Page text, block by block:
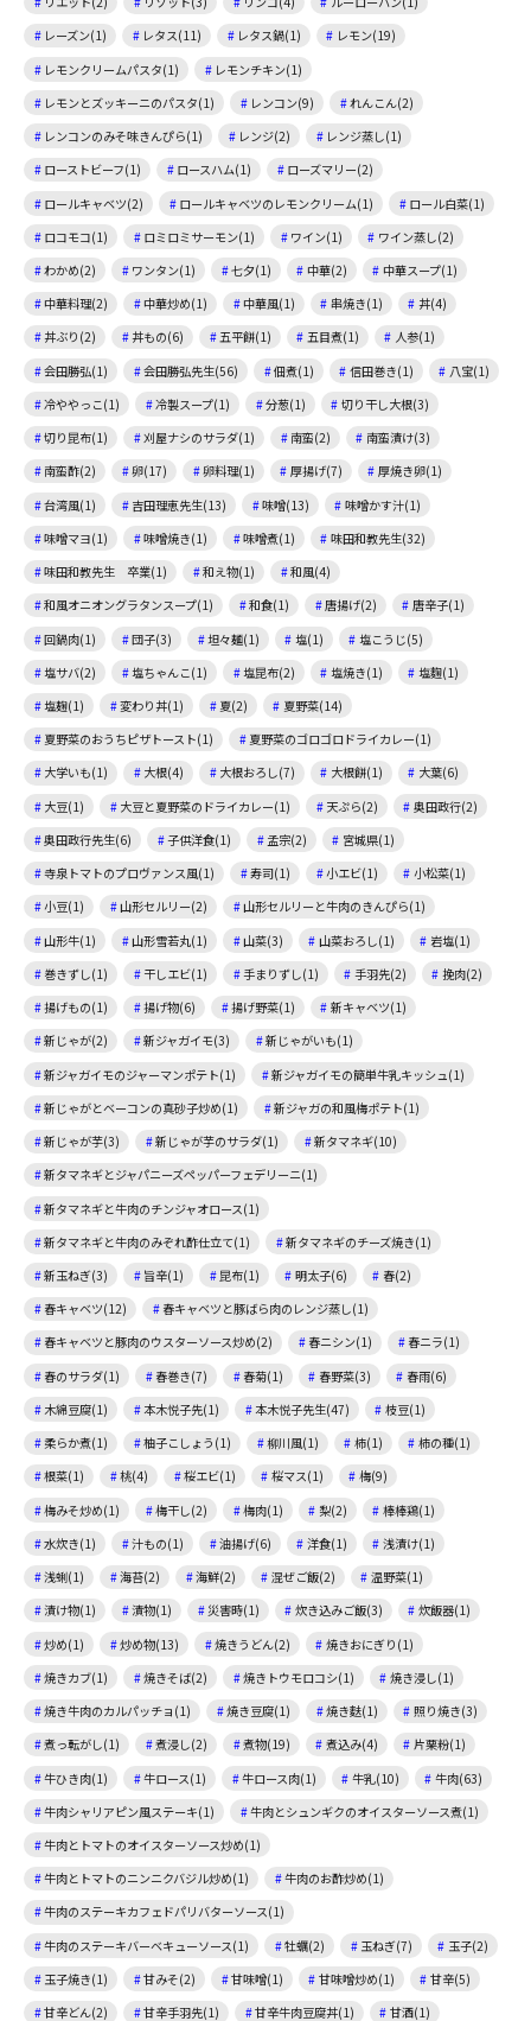
レーズン(1)
レタス(11) レタス鍋(1)
レモン(19)
レモンクリームパスタ(1)
レモンチキン(1)
レモンとズッキーニのパスタ(1)
レンコン(9)
れんこん(2)
レンコンのみそ味きんぴら(1)
レンジ(2)
レンジ蒸し(1)
ローストビーフ(1)
ロースハム(1)
ローズマリー(2)
ロールキャベツ(2)
ロールキャベツのレモンクリーム(1)
ロール白菜(1)
ロコモコ(1)
ロミロミサーモン(1) ワイン(1)
ワイン蒸し(2)
わかめ(2)
ワンタン(1) 七夕(1) 中華(2)
中華スープ(1)
中華料理(2)
中華炒め(1) 中華風(1) 串焼き(1)
丼(4)
丼ぶり(2)
丼もの(6) 五平餅(1) 五目煮(1)
人参(1)
会田勝弘(1)
会田勝弘先生(56) 佃煮(1) 信田巻き(1)
八宝(1)
冷ややっこ(1)
冷製スープ(1) 分葱(1)
切り干し大根(3)
切り昆布(1)
刈屋ナシのサラダ(1) 南蛮(2)
南蛮漬け(3)
南蛮酢(2)
卵(17) 卵料理(1) 厚揚げ(7)
厚焼き卵(1)
台湾風(1)
吉田理恵先生(13) 味噌(13)
味噌かす汁(1)
味噌マヨ(1)
味噌焼き(1) 味噌煮(1)
味田和教先生(32)
味田和教先生 卒業(1)
和え物(1)
和風(4)
和風オニオングラタンスープ(1)
和食(1) 唐揚げ(2)
唐辛子(1)
回鍋肉(1)
団子(3) 坦々麺(1) 塩(1)
塩こうじ(5)
塩サバ(2)
塩ちゃんこ(1) 塩昆布(2) 塩焼き(1)
塩麴(1)
塩麹(1)
変わり丼(1) 夏(2)
夏野菜(14)
夏野菜のおうちピザトースト(1)
夏野菜のゴロゴロドライカレー(1)
大学いも(1)
大根(4) 大根おろし(7) 大根餅(1)
大葉(6)
大豆(1)
大豆と夏野菜のドライカレー(1) 天ぷら(2)
奥田政行(2)
奥田政行先生(6)
子供洋食(1) 孟宗(2)
宮城県(1)
寺泉トマトのプロヴァンス風(1)
寿司(1) 小エビ(1)
小松菜(1)
小豆(1)
山形セルリー(2)
山形セルリーと牛肉のきんぴら(1)
山形牛(1)
山形雪若丸(1) 山菜(3) 山菜おろし(1)
岩塩(1)
巻きずし(1)
干しエビ(1) 手まりずし(1) 手羽先(2)
挽肉(2)
揚げもの(1)
揚げ物(6) 揚げ野菜(1)
新キャベツ(1)
新じゃが(2)
新ジャガイモ(3)
新じゃがいも(1)
新ジャガイモのジャーマンポテト(1)
新ジャガイモの簡単牛乳キッシュ(1)
新じゃがとベーコンの真砂子炒め(1)
新ジャガの和風梅ポテト(1)
新じゃが芋(3)
新じゃが芋のサラダ(1)
新タマネギ(10)
新タマネギとジャパニーズペッパーフェデリーニ(1)
新タマネギと牛肉のチンジャオロース(1)
新タマネギと牛肉のみぞれ酢仕立て(1)
新タマネギのチーズ焼き(1)
新玉ねぎ(3)
旨辛(1) 昆布(1) 明太子(6)
春(2)
春キャベツ(12)
春キャベツと豚ばら肉のレンジ蒸し(1)
春キャベツと豚肉のウスターソース炒め(2)
春ニシン(1)
春ニラ(1)
春のサラダ(1)
春巻き(7) 春菊(1) 春野菜(3)
春雨(6)
木綿豆腐(1)
本木悦子先(1) 本木悦子先生(47)
枝豆(1)
柔らか煮(1)
柚子こしょう(1) 柳川風(1) 柿(1)
柿の種(1)
根菜(1)
桃(4) 桜エビ(1) 桜マス(1)
梅(9)
梅みそ炒め(1)
梅干し(2) 梅肉(1) 梨(2)
棒棒鶏(1)
水炊き(1)
汁もの(1) 油揚げ(6) 洋食(1)
浅漬け(1)
浅蜊(1)
海苔(2) 海鮮(2) 混ぜご飯(2)
温野菜(1)
漬け物(1)
漬物(1) 災害時(1) 炊き込みご飯(3)
炊飯器(1)
炒め(1)
炒め物(13) 焼きうどん(2)
焼きおにぎり(1)
焼きカブ(1)
焼きそば(2) 焼きトウモロコシ(1)
焼き浸し(1)
焼き牛肉のカルパッチョ(1)
焼き豆腐(1) 焼き麩(1)
照り焼き(3)
煮っ転がし(1)
煮浸し(2) 煮物(19) 煮込み(4)
片栗粉(1)
牛ひき肉(1)
牛ロース(1) 牛ロース肉(1) 牛乳(10)
牛肉(63)
牛肉シャリアピン風ステーキ(1)
牛肉とシュンギクのオイスターソース煮(1)
牛肉とトマトのオイスターソース炒め(1)
牛肉とトマトのニンニクバジル炒め(1)
牛肉のお酢炒め(1)
牛肉のステーキカフェドパリバターソース(1)
牛肉のステーキバーベキューソース(1)
牡蠣(2) 玉ねぎ(7)
玉子(2)
玉子焼き(1)
甘みそ(2) 甘味噌(1) 甘味噌炒め(1)
甘辛(5)
甘辛どん(2)
甘辛手羽先(1) 甘辛牛肉豆腐丼(1) 甘酒(1)